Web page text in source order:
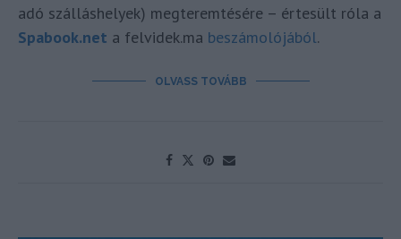
adó szálláshelyek) megteremtésére – értesült róla a
Spabook.net a felvidek.ma beszámolójából.
OLVASS TOVÁBB